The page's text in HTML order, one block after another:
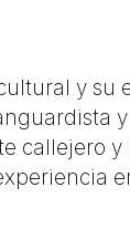
y su
callejero